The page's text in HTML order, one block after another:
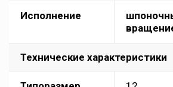
Исполнение
Технические характеристики